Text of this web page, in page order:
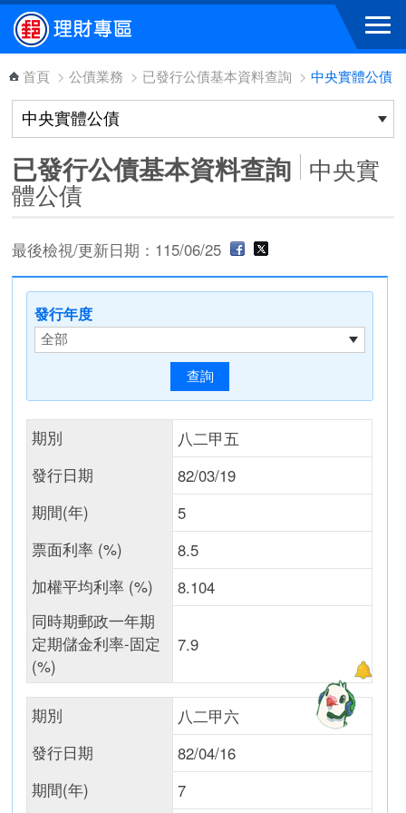
跳到主要內容區塊
首頁 > 公債業務 > 已發行公債基本資料查詢 > 中央實體公債
已發行公債基本資料查詢 中央實
體公債
最後檢視/更新日期：115/06/25
發行年度
期別
八二甲五
發行日期
82/03/19
期間(年)
5
票面利率 (%)
8.5
加權平均利率 (%)
8.104
同時期郵政一年期
定期儲金利率-固定
(%)
7.9
期別
八二甲六
發行日期
82/04/16
期間(年)
7